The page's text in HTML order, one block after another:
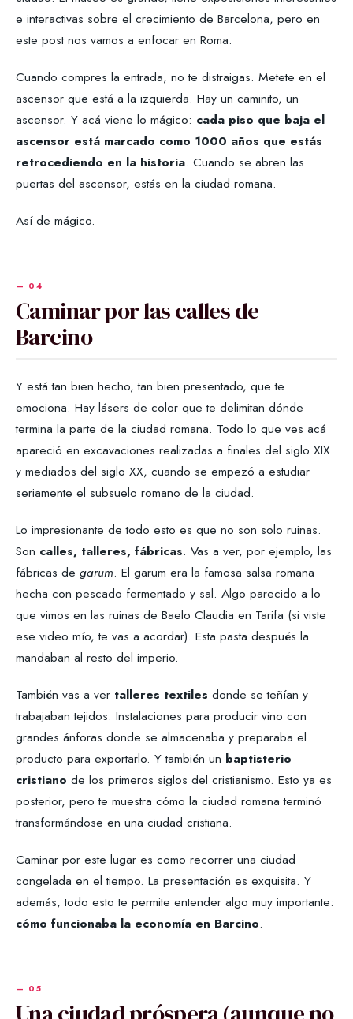
e interactivas sobre el crecimiento de Barcelona, pero en
este post nos vamos a enfocar en Roma.
Cuando compres la entrada, no te distraigas. Metete en el
ascensor que está a la izquierda. Hay un caminito, un
ascensor. Y acá viene lo mágico: cada piso que baja el
ascensor está marcado como 1000 años que estás
retrocediendo en la historia. Cuando se abren las
puertas del ascensor, estás en la ciudad romana.
Así de mágico.
Caminar por las calles de
Barcino
Y está tan bien hecho, tan bien presentado, que te
emociona. Hay lásers de color que te delimitan dónde
termina la parte de la ciudad romana. Todo lo que ves acá
apareció en excavaciones realizadas a finales del siglo XIX
y mediados del siglo XX, cuando se empezó a estudiar
seriamente el subsuelo romano de la ciudad.
Lo impresionante de todo esto es que no son solo ruinas.
Son calles, talleres, fábricas. Vas a ver, por ejemplo, las
fábricas de garum. El garum era la famosa salsa romana
hecha con pescado fermentado y sal. Algo parecido a lo
que vimos en las ruinas de Baelo Claudia en Tarifa (si viste
ese video mío, te vas a acordar). Esta pasta después la
mandaban al resto del imperio.
También vas a ver talleres textiles donde se teñían y
trabajaban tejidos. Instalaciones para producir vino con
grandes ánforas donde se almacenaba y preparaba el
producto para exportarlo. Y también un baptisterio
cristiano de los primeros siglos del cristianismo. Esto ya es
posterior, pero te muestra cómo la ciudad romana terminó
transformándose en una ciudad cristiana.
Caminar por este lugar es como recorrer una ciudad
congelada en el tiempo. La presentación es exquisita. Y
además, todo esto te permite entender algo muy importante:
cómo funcionaba la economía en Barcino.